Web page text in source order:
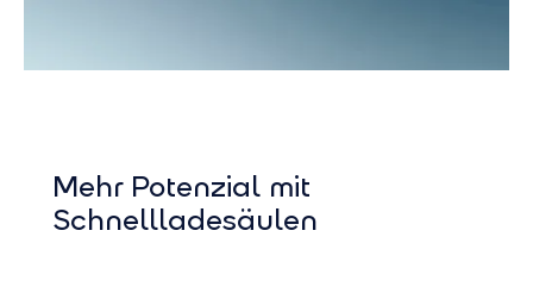
Mehr Potenzial mit
Schnellladesäulen